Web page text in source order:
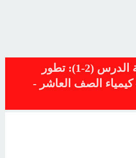
حل اسئلة مراجعة الدرس (2-1): تطور
كيمياء الصف العاشر -